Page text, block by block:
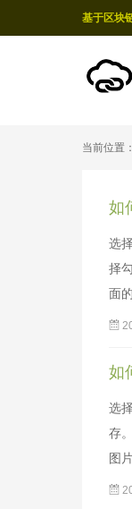
基于区块
当前位置：
如
选
择
面
如
选
存
图